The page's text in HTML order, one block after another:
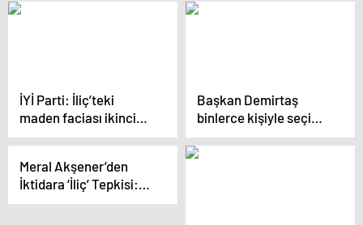
Dışında Bir Aday
gözyaşı döküyor”
İYİ Parti: İliç’teki
maden faciası ikinci
Çernobil vakasıdır
Başkan Demirtaş
binlerce kişiyle seçim
startını verdi
Meral Akşener’den
İktidara ‘İliç’ Tepkisi:
“İliç’teki Felakete Yol